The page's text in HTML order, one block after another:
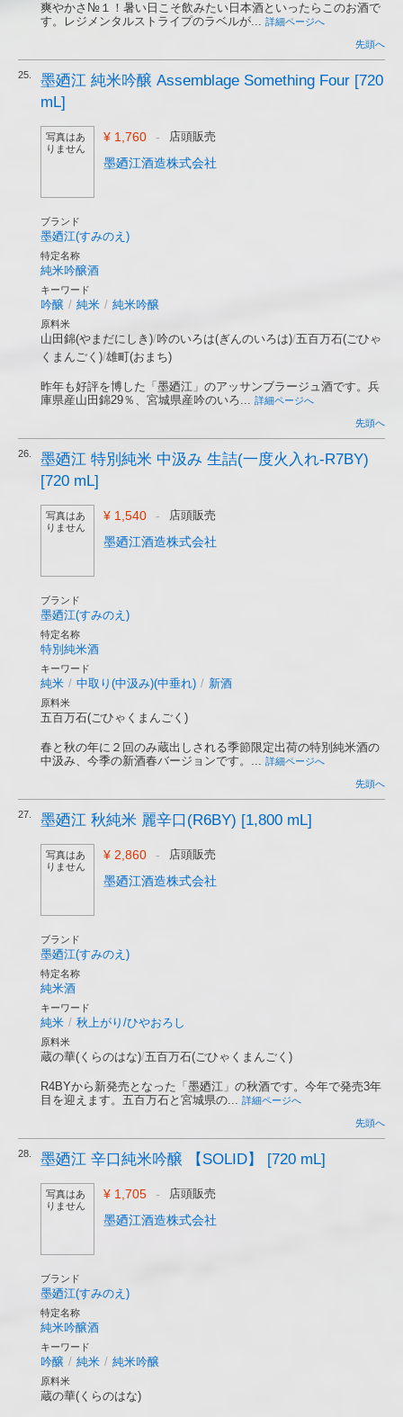
爽やかさ№１！暑い日こそ飲みたい日本酒といったらこのお酒で
す。レジメンタルストライプのラベルが... 詳細ページへ
先頭へ
25.
墨廼江 純米吟醸 Assemblage Something Four [720
mL]
写真はあ
りません
¥ 1,760 - 店頭販売
墨廼江酒造株式会社
ブランド
墨廼江(すみのえ)
特定名称
純米吟醸酒
キーワード
吟醸 / 純米 / 純米吟醸
原料米
山田錦(やまだにしき)/吟のいろは(ぎんのいろは)/五百万石(ごひゃ
くまんごく)/雄町(おまち)
昨年も好評を博した「墨廼江」のアッサンブラージュ酒です。兵
庫県産山田錦29％、宮城県産吟のいろ... 詳細ページへ
先頭へ
26.
墨廼江 特別純米 中汲み 生詰(一度火入れ-R7BY)
[720 mL]
写真はあ
りません
¥ 1,540 - 店頭販売
墨廼江酒造株式会社
ブランド
墨廼江(すみのえ)
特定名称
特別純米酒
キーワード
純米 / 中取り(中汲み)(中垂れ) / 新酒
原料米
五百万石(ごひゃくまんごく)
春と秋の年に２回のみ蔵出しされる季節限定出荷の特別純米酒の
中汲み、今季の新酒春バージョンです。... 詳細ページへ
先頭へ
27. 墨廼江 秋純米 麗辛口(R6BY) [1,800 mL]
写真はあ
りません
¥ 2,860 - 店頭販売
墨廼江酒造株式会社
ブランド
墨廼江(すみのえ)
特定名称
純米酒
キーワード
純米 / 秋上がり/ひやおろし
原料米
蔵の華(くらのはな)/五百万石(ごひゃくまんごく)
R4BYから新発売となった「墨廼江」の秋酒です。今年で発売3年
目を迎えます。五百万石と宮城県の... 詳細ページへ
先頭へ
28. 墨廼江 辛口純米吟醸 【SOLID】 [720 mL]
写真はあ
りません
¥ 1,705 - 店頭販売
墨廼江酒造株式会社
ブランド
墨廼江(すみのえ)
特定名称
純米吟醸酒
キーワード
吟醸 / 純米 / 純米吟醸
原料米
蔵の華(くらのはな)